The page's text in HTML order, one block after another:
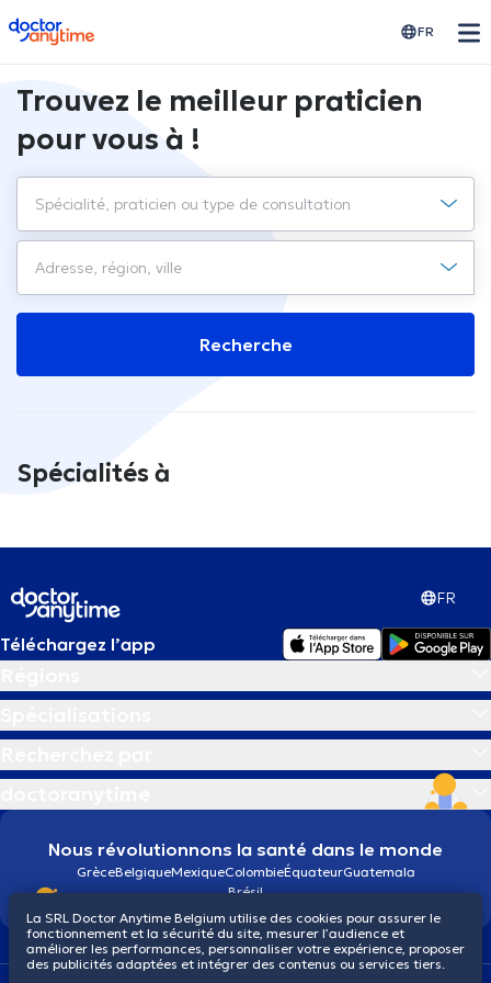
doctoranytime FR
Trouvez le meilleur praticien
pour vous à !
Recherche
Spécialités à
FR
Téléchargez l’app
Nous révolutionnons la santé dans le monde
GrèceBelgiqueMexiqueColombieÉquateurGuatemala
Brésil
La SRL Doctor Anytime Belgium utilise des cookies pour assurer le
fonctionnement et la sécurité du site, mesurer l’audience et
améliorer les performances, personnaliser votre expérience, proposer
des publicités adaptées et intégrer des contenus ou services tiers.